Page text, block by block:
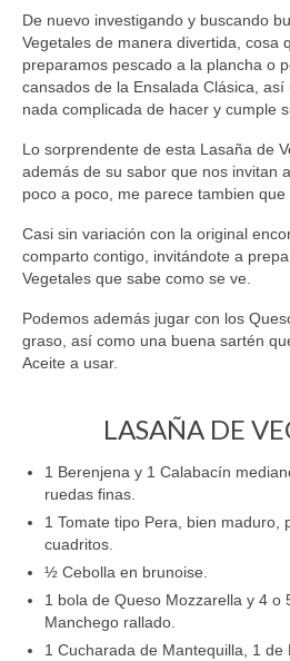
De nuevo investigando y buscando
Vegetales de manera divertida, cosa
preparamos pescado a la plancha o
cansados de la Ensalada Clásica, así
nada complicada de hacer y cumple
Lo sorprendente de esta Lasaña de
además de su sabor que nos invitan
poco a poco, me parece tambien que
Casi sin variación con la original
comparto contigo, invitándote a
Vegetales que sabe como se ve.
Podemos además jugar con los
graso, así como una buena sartén
Aceite a usar.
LASAÑA DE
1 Berenjena y 1 Calabacín
ruedas finas.
1 Tomate tipo Pera, bien maduro,
cuadritos.
½ Cebolla en brunoise.
1 bola de Queso Mozzarella y 4 o
Manchego rallado.
1 Cucharada de Mantequilla, 1